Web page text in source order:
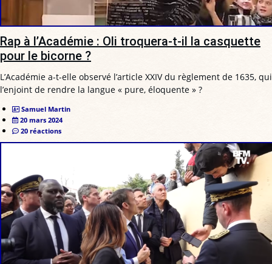
Rap à l’Académie : Oli troquera-t-il la casquette
pour le bicorne ?
L’Académie a-t-elle observé l’article XXIV du règlement de 1635, qui
l’enjoint de rendre la langue « pure, éloquente » ?
Samuel Martin
20 mars 2024
20 réactions